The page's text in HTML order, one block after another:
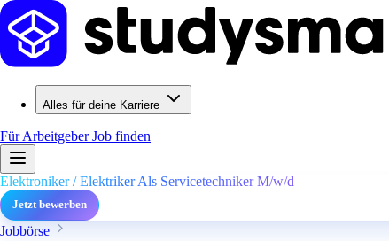
Alles für deine Karriere
Für ArbeitgeberJob finden
Elektroniker / Elektriker Als Servicetechniker M/w/d
Jetzt bewerben
Jobbörse